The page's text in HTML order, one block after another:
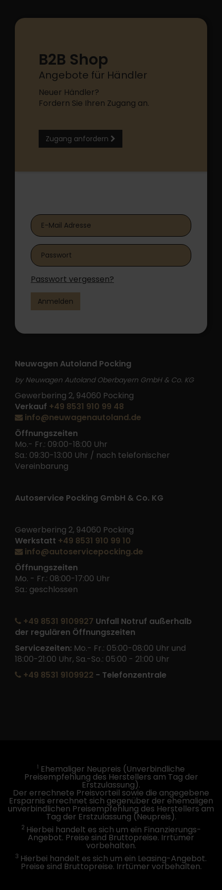
B2B Shop
Angebote für Händler
Neuer Händler?
Fordern Sie Ihren Zugang an.
Zugang anfordern
Passwort vergessen?
Anmelden
Neuwagen Autoland Pocking
by Neuwagen Autoland Oberbayern GmbH & Co. KG
Gewerbering 2, 94060 Pocking
Verkauf +49 8531 910 99 48
info@neuwagenautoland.de
Öffnungszeiten
Mo.- Fr.: 09:00-18:00 Uhr
Sa.: 09:30-13:00 Uhr / nach telefonischer
Vereinbarung
Autoservice Pocking GmbH & Co. KG
Gewerbering 2, 94060 Pocking
Werkstatt +49 8531 910 99 10
info@autoservicepocking.de
Öffnungszeiten
Mo. - Fr.: 08:00-17:00 Uhr
Sa.: geschlossen
+49 8531 9109927 Unfall Notruf außerhalb
der regulären Öffnungszeiten
Servicezeiten: Mo.- Fr.: 05:00-08:00 Uhr und
18:00-21:00 Uhr, Sa.-So.: 05:00 - 21:00 Uhr
+49 8531 9109922 - Telefonzentrale
1 Ehemaliger Neupreis (Unverbindliche
Preisempfehlung des Herstellers am Tag der
Erstzulassung).
Der errechnete Preisvorteil sowie die angegebene
Ersparnis errechnet sich gegenüber der ehemaligen
unverbindlichen Preisempfehlung des Herstellers am
Tag der Erstzulassung (Neupreis).
2 Hierbei handelt es sich um ein Finanzierungs-
Angebot. Preise sind Bruttopreise. Irrtümer
vorbehalten.
3 Hierbei handelt es sich um ein Leasing-Angebot.
Preise sind Bruttopreise. Irrtümer vorbehalten.